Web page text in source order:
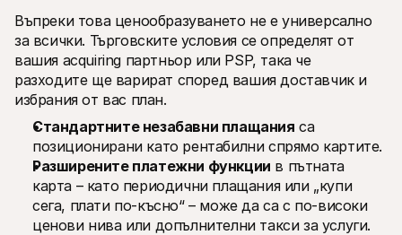
Въпреки това ценообразуването не е универсално
за всички. Търговските условия се определят от
вашия acquiring партньор или PSP, така че
разходите ще варират според вашия доставчик и
избрания от вас план.
Стандартните незабавни плащания са
позиционирани като рентабилни спрямо картите.
Разширените платежни функции в пътната
карта – като периодични плащания или „купи
сега, плати по-късно“ – може да са с по-високи
ценови нива или допълнителни такси за услуги.